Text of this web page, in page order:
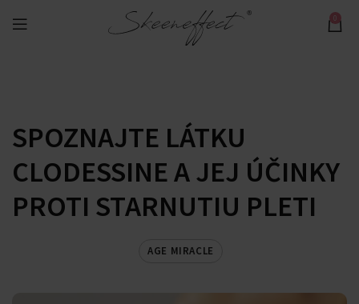
0
SPOZNAJTE LÁTKU
CLODESSINE A JEJ ÚČINKY
PROTI STARNUTIU PLETI
AGE MIRACLE